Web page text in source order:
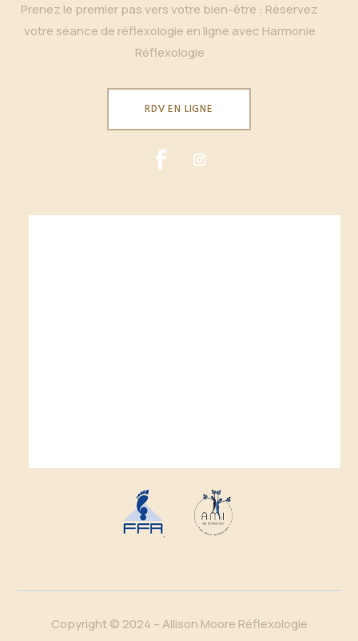
Prenez le premier pas vers votre bien-être : Réservez
votre séance de réflexologie en ligne avec Harmonie
Réflexologie
RDV EN LIGNE
.
Copyright © 2024 – Allison Moore Réflexologie